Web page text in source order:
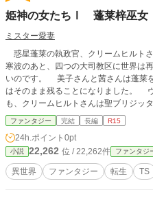
姫神の女たちⅠ 蓬莱梓巫女
ミスター愛妻
惑星蓬莱の執政官、クリームヒルトさ
寒波のあと、四つの大司教区に世界は
いのです。 美子さんと茜さんは蓬莱
はそのまま残ることになりました。 ヴァランティーヌさんに手を焼きながら
も、クリームヒルトさんは聖ブリジッ
ています。 百年紀のカレンダーのスピンオフ、『姫神の女たち』シリーズの
第一短編集。 蓬莱グランドツァーの続
ファンタジー 完結 長編 R15
24h.ポイント 0pt
小説 22,262 位 / 22,262件 ファンタジ
異世界 ファンタジー 転生 TS